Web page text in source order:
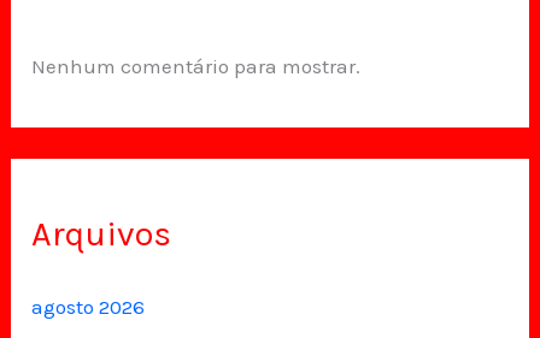
Nenhum comentário para mostrar.
Arquivos
agosto 2026